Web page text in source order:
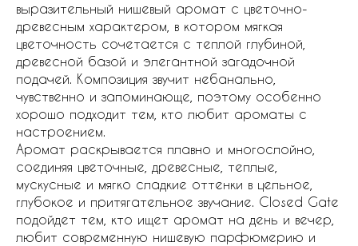
выразительный нишевый аромат с цветочно-
древесным характером, в котором мягкая
цветочность сочетается с теплой глубиной,
древесной базой и элегантной загадочной
подачей. Композиция звучит небанально,
чувственно и запоминающе, поэтому особенно
хорошо подходит тем, кто любит ароматы с
настроением.
Аромат раскрывается плавно и многослойно,
соединяя цветочные, древесные, теплые,
мускусные и мягко сладкие оттенки в цельное,
глубокое и притягательное звучание. Closed Gate
подойдет тем, кто ищет аромат на день и вечер,
любит современную нишевую парфюмерию и